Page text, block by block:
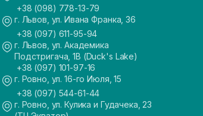
+38 (098) 778-13-79
г. Львов, ул. Ивана Франка, 36
+38 (097) 611-95-94
г. Львов, ул. Академика
Подстригача, 1В (Duck's Lake)
+38 (097) 101-97-16
г. Ровно, ул. 16-го Июля, 15
+38 (097) 544-61-44
г. Ровно, ул. Кулика и Гудачека, 23